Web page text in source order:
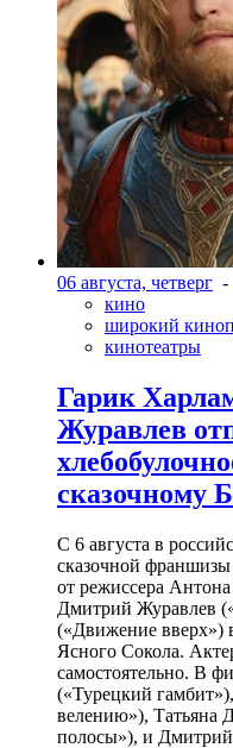
06 августа, четверг -
кино
широкий
кинотеатры
Гарик
Журавлев
сказочному
С 6 августа в
сказочной
от режиссера
Дмитрий Журавлев
(«Движение вверх»)
Ясного Сокола.
самостоятельно. В
(«Турецкий
велению»), Татьяна
полосы»), и